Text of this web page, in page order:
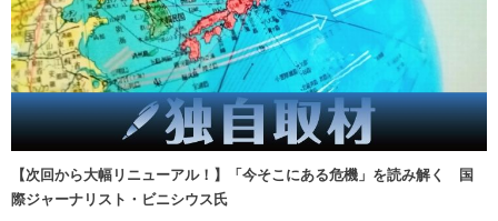
【次回から大幅リニューアル！】「今そこにある危機」を読み解く 国
際ジャーナリスト・ビニシウス氏